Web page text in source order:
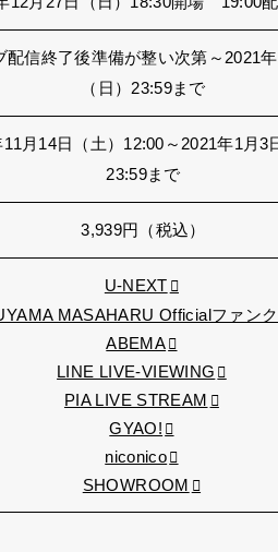
配信終了後準備が整い次第～2021
（日）23:59まで
11月14日（土）12:00～2021年1月3
23:59まで
3,939円（税込）
U-NEXT
MASAHARU Officialファン
ABEMA
LINE LIVE-VIEWING
PIA LIVE STREAM
GYAO!
niconico
SHOWROOM